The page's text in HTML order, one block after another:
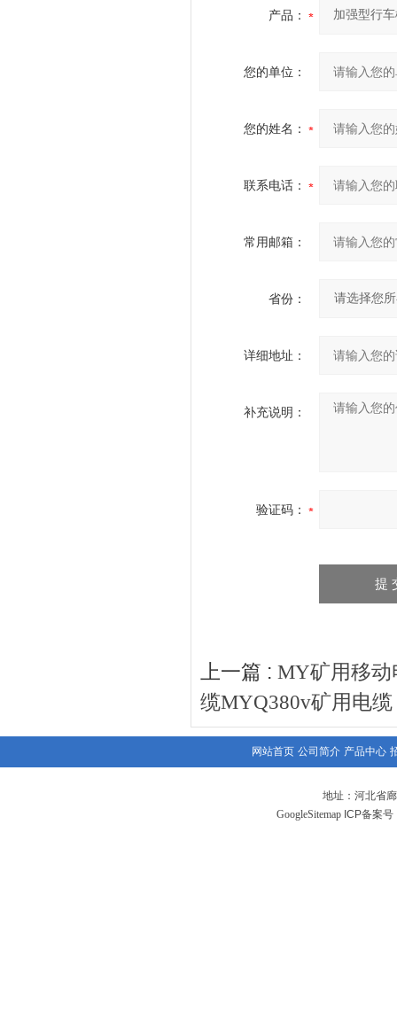
产品：
您的单位：
您的姓名：
联系电话：
常用邮箱：
省份：
详细地址：
补充说明：
验证码：
上一篇 : MY矿用移
缆MYQ380v矿用电缆
网站首页 公司简介 产品中心
地址：河北省
GoogleSitemap ICP备案号